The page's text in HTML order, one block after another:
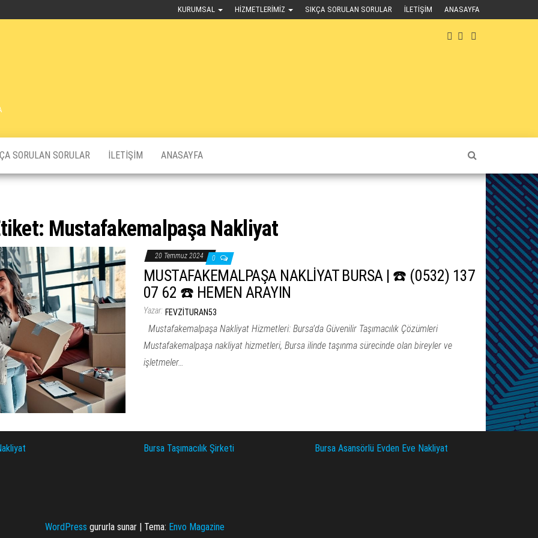
KURUMSAL HIZMETLERIMIZ SIKÇA SORULAN SORULAR İLETIŞIM ANASAYFA
SORULAN SORULAR İLETIŞIM ANASAYFA
Mustafakemalpaşa Nakliyat
20 Temmuz 2024 0
MUSTAFAKEMALPAŞA NAKLİYAT BURSA | ☎️ (0532) 137
07 62 ☎️ HEMEN ARAYIN
Yazar: FEVZITURAN53
Mustafakemalpaşa Nakliyat Hizmetleri: Bursa’da Güvenilir Taşımacılık Çözümleri
Mustafakemalpaşa nakliyat hizmetleri, Bursa ilinde taşınma sürecinde olan bireyler ve
işletmeler…
Bursa Taşımacılık Şirketi Bursa Asansörlü Evden Eve Nakliyat
WordPress gururla sunar Tema: Envo Magazine